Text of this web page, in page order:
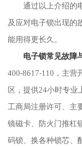
通过以上介绍的电
及应对电子锁出现的
能用得更长久。
电子锁常见故障
400-8617-110，主营
区，提供24小时专业
工商局注册许可、主
镜磁卡、防火门推杠
码锁、换各种锁芯、